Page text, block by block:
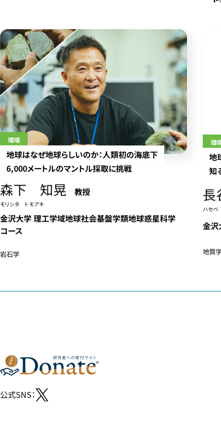
環境
地球はなぜ地球らしいのか：人類初の海底下
6,000メートルのマントル採取に挑戦
森下 知晃 教授
モリシタ トモアキ
金沢大学 理工学域地球社会基盤学類地球惑星科学
コース
岩石学
環
地
知
ハセ
金沢
地質
公式SNS：